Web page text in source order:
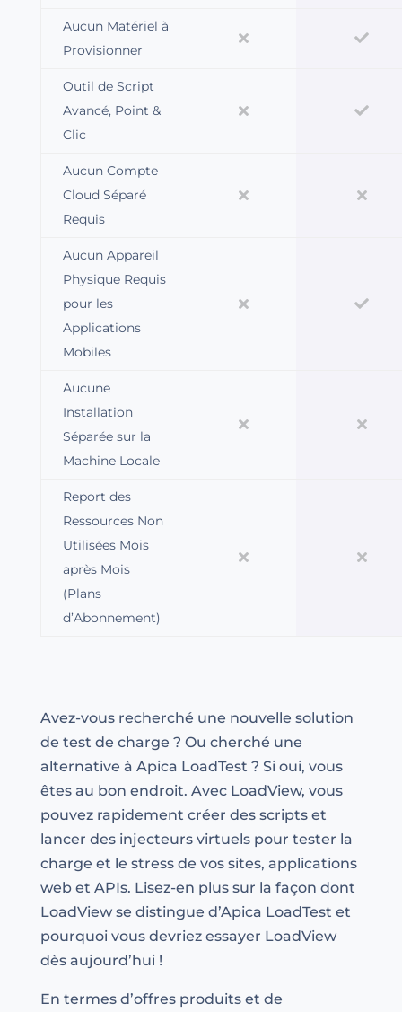
Aucun Matériel à
Provisionner
Outil de Script
Avancé, Point &
Clic
Aucun Compte
Cloud Séparé
Requis
Aucun Appareil
Physique Requis
pour les
Applications
Mobiles
Aucune
Installation
Séparée sur la
Machine Locale
Report des
Ressources Non
Utilisées Mois
après Mois
(Plans
d’Abonnement)
Avez-vous recherché une nouvelle solution
de test de charge ? Ou cherché une
alternative à Apica LoadTest ? Si oui, vous
êtes au bon endroit. Avec LoadView, vous
pouvez rapidement créer des scripts et
lancer des injecteurs virtuels pour tester la
charge et le stress de vos sites, applications
web et APIs. Lisez-en plus sur la façon dont
LoadView se distingue d’Apica LoadTest et
pourquoi vous devriez essayer LoadView
dès aujourd’hui !
En termes d’offres produits et de